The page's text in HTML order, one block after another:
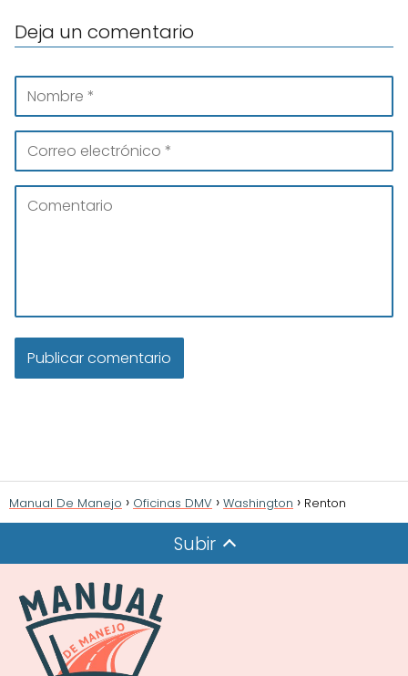
Deja un comentario
Manual De Manejo Oficinas DMV Washington Renton
Subir